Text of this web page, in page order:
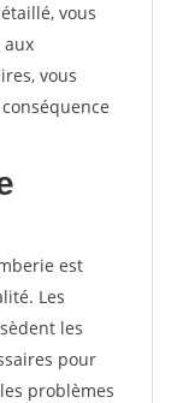
vous
aux
vous
est
Les
les
pour
problèmes